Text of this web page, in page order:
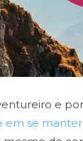
e por
em se